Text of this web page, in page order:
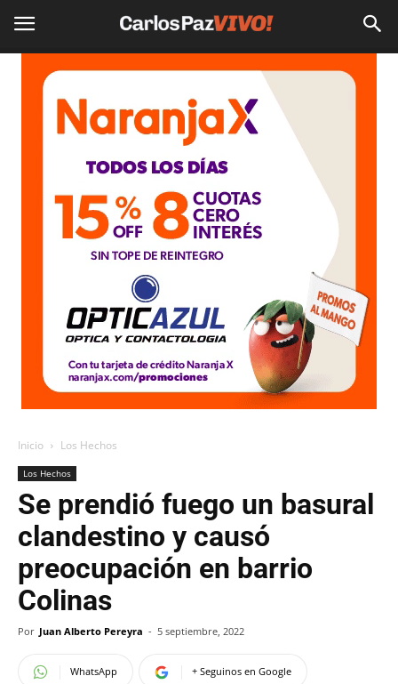
Inicio Los Hechos
Los Hechos
Se prendió fuego un basural
clandestino y causó
preocupación en barrio
Colinas
Por Juan Alberto Pereyra - 5 septiembre, 2022
WhatsApp + Seguinos en Google